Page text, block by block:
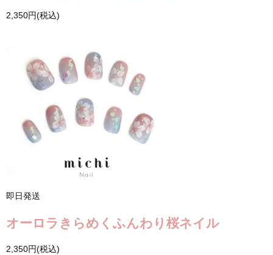
2,350円(税込)
即日発送
オーロラきらめくふんわり桜ネイル
2,350円(税込)